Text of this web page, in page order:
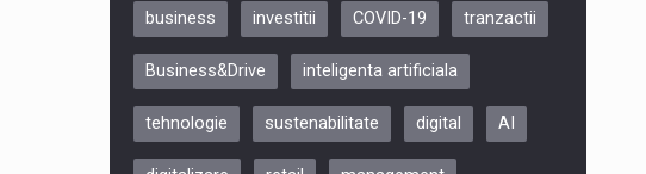
ARTEMIS LETO, ORADEA, 8
Oradea – 8 Oct 2026
business investitii COVID-19 tranzactii
Business&Drive inteligenta artificiala
tehnologie sustenabilitate digital AI